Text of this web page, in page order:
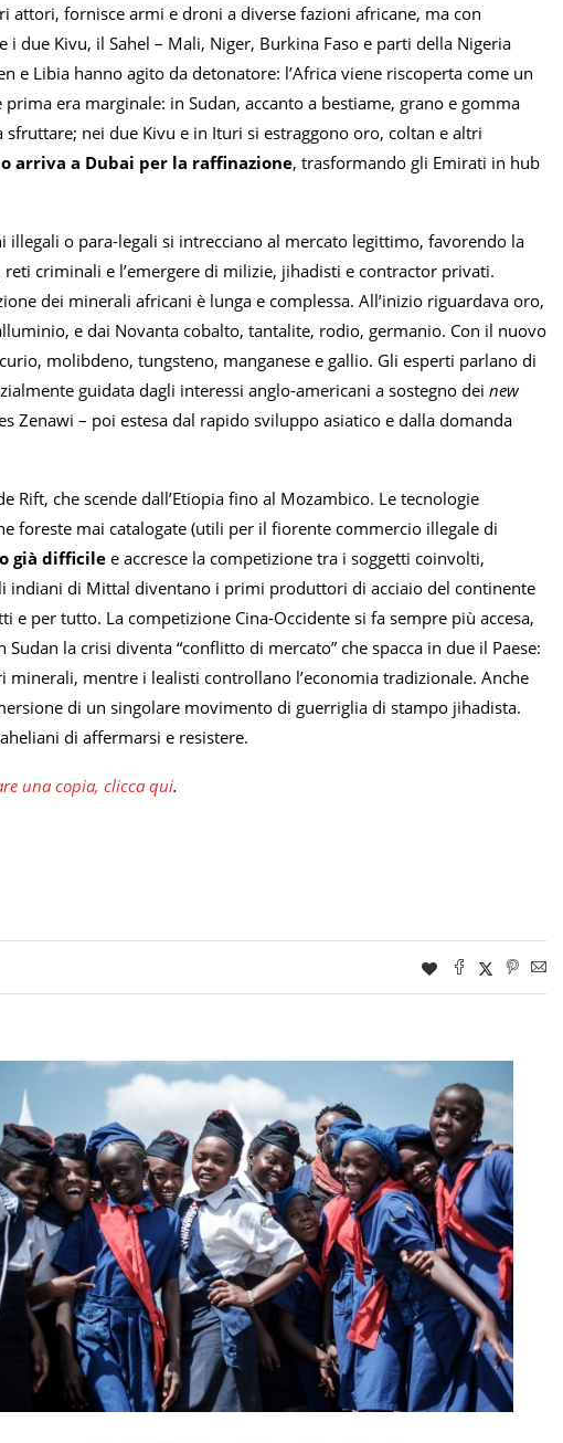
attori, fornisce armi e droni a diverse fazioni africane, ma con
due Kivu, il Sahel – Mali, Niger, Burkina Faso e parti della Nigeria
e Libia hanno agito da detonatore: l’Africa viene riscoperta come un
era marginale: in Sudan, accanto a bestiame, grano e gomma
nei due Kivu e in Ituri si estraggono oro, coltan e altri
arriva a Dubai per la raffinazione, trasformando gli Emirati in hub
o para-legali si intrecciano al mercato legittimo, favorendo la
criminali e l’emergere di milizie, jihadisti e contractor privati.
dei minerali africani è lunga e complessa. All’inizio riguardava oro,
e dai Novanta cobalto, tantalite, rodio, germanio. Con il nuovo
molibdeno, tungsteno, manganese e gallio. Gli esperti parlano di
guidata dagli interessi anglo-americani a sostegno dei new
Zenawi – poi estesa dal rapido sviluppo asiatico e dalla domanda
Rift, che scende dall’Etiopia fino al Mozambico. Le tecnologie
foreste mai catalogate (utili per il fiorente commercio illegale di
già difficile e accresce la competizione tra i soggetti coinvolti,
indiani di Mittal diventano i primi produttori di acciaio del continente
e per tutto. La competizione Cina-Occidente si fa sempre più accesa,
la crisi diventa “conflitto di mercato” che spacca in due il Paese:
mentre i lealisti controllano l’economia tradizionale. Anche
di un singolare movimento di guerriglia di stampo jihadista.
di affermarsi e resistere.
una copia, clicca qui.